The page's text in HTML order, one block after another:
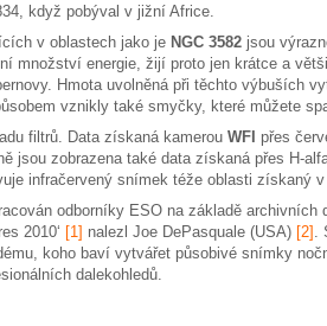
když pobýval v jižní Africe.
v oblastech jako je NGC 3582 jsou
množství energie, žijí proto jen krátce a
Hmota uvolněná při těchto výbuších
vznikly také smyčky, které můžete
filtrů. Data získaná kamerou WFI přes
jsou zobrazena také data získaná přes H-
infračervený snímek téže oblasti získaný
odborníky ESO na základě archivních
2010‘ [1] nalezl Joe DePasquale (USA) [2] .
koho baví vytvářet působivé snímky
dalekohledů.